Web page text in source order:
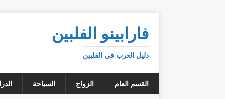
فارابينو الفلبين
دليل العرب في الفلبين
القسم العام الزواج السياحة